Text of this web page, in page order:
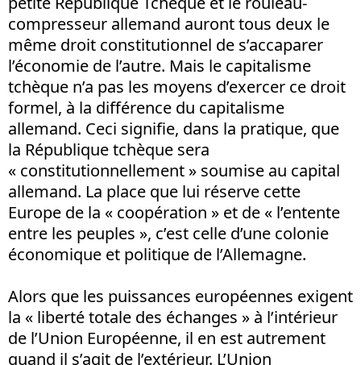
compresseur allemand auront tous deux le
même droit constitutionnel de s’accaparer
l’économie de l’autre. Mais le capitalisme
tchèque n’a pas les moyens d’exercer ce droit
formel, à la différence du capitalisme
allemand. Ceci signifie, dans la pratique, que
la République tchèque sera
« constitutionnellement » soumise au capital
allemand. La place que lui réserve cette
Europe de la « coopération » et de « l’entente
entre les peuples », c’est celle d’une colonie
économique et politique de l’Allemagne.
Alors que les puissances européennes exigent
la « liberté totale des échanges » à l’intérieur
de l’Union Européenne, il en est autrement
quand il s’agit de l’extérieur. L’Union